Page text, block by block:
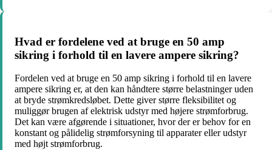
Hvad er fordelene ved at bruge en 50 amp
sikring i forhold til en lavere ampere sikring?
Fordelen ved at bruge en 50 amp sikring i forhold til en lavere
ampere sikring er, at den kan håndtere større belastninger uden
at bryde strømkredsløbet. Dette giver større fleksibilitet og
muliggør brugen af elektrisk udstyr med højere strømforbrug.
Det kan være afgørende i situationer, hvor der er behov for en
konstant og pålidelig strømforsyning til apparater eller udstyr
med højt strømforbrug.